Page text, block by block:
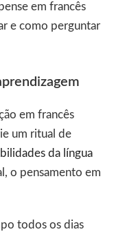
em francês
e como perguntar
em francês
um ritual de
da língua
o pensamento em
todos os dias